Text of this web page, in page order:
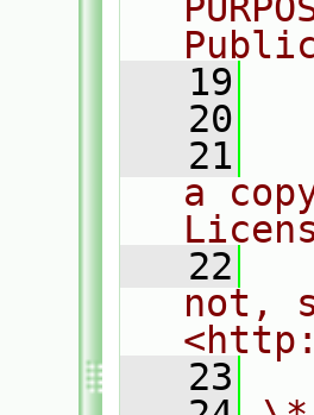
   19
   20
   21
a
   22
not,
   23